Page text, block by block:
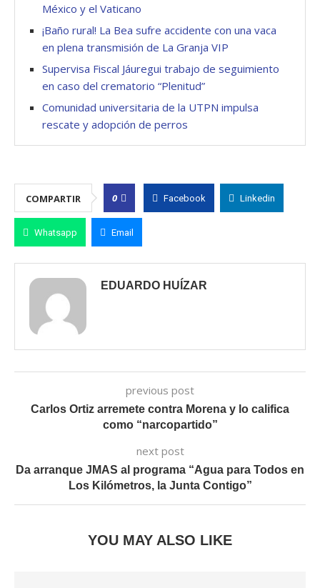
México y el Vaticano
¡Baño rural! La Bea sufre accidente con una vaca
en plena transmisión de La Granja VIP
Supervisa Fiscal Jáuregui trabajo de seguimiento
en caso del crematorio “Plenitud”
Comunidad universitaria de la UTPN impulsa
rescate y adopción de perros
COMPARTIR 0 Facebook Linkedin
Whatsapp Email
EDUARDO HUÍZAR
previous post
Carlos Ortiz arremete contra Morena y lo califica
como “narcopartido”
next post
Da arranque JMAS al programa “Agua para Todos en
Los Kilómetros, la Junta Contigo”
YOU MAY ALSO LIKE